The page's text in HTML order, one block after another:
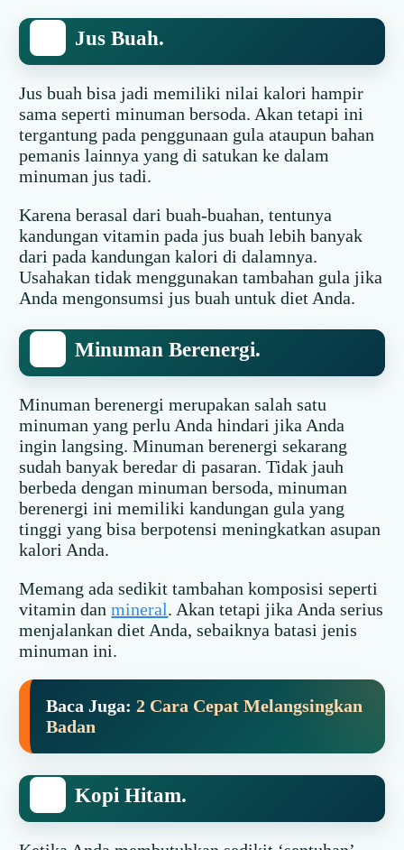
Jus Buah.
Jus buah bisa jadi memiliki nilai kalori hampir
sama seperti minuman bersoda. Akan tetapi ini
tergantung pada penggunaan gula ataupun bahan
pemanis lainnya yang di satukan ke dalam
minuman jus tadi.
Karena berasal dari buah-buahan, tentunya
kandungan vitamin pada jus buah lebih banyak
dari pada kandungan kalori di dalamnya.
Usahakan tidak menggunakan tambahan gula jika
Anda mengonsumsi jus buah untuk diet Anda.
Minuman Berenergi.
Minuman berenergi merupakan salah satu
minuman yang perlu Anda hindari jika Anda
ingin langsing. Minuman berenergi sekarang
sudah banyak beredar di pasaran. Tidak jauh
berbeda dengan minuman bersoda, minuman
berenergi ini memiliki kandungan gula yang
tinggi yang bisa berpotensi meningkatkan asupan
kalori Anda.
Memang ada sedikit tambahan komposisi seperti
vitamin danmineral. Akan tetapi jika Anda serius
menjalankan diet Anda, sebaiknya batasi jenis
minuman ini.
Baca Juga:2 Cara Cepat Melangsingkan
Badan
Kopi Hitam.